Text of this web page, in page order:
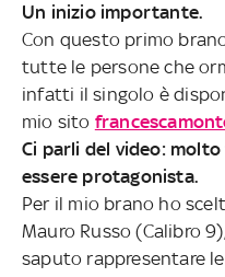
Un inizio importante.
Con questo primo
tutte le persone che
infatti il singolo è
mio sito
Ci parli del video:
essere protagonista.
Per il mio brano ho
Mauro Russo (Calibro
saputo rappresentare